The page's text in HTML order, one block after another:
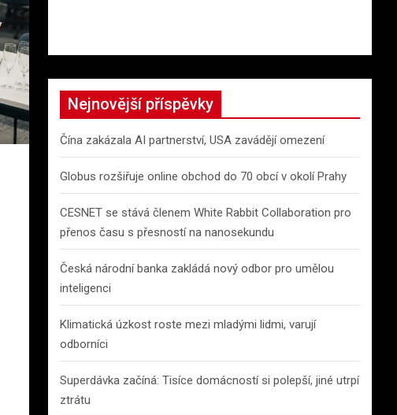
Nejnovější příspěvky
Čína zakázala AI partnerství, USA zavádějí omezení
Globus rozšiřuje online obchod do 70 obcí v okolí Prahy
CESNET se stává členem White Rabbit Collaboration pro
přenos času s přesností na nanosekundu
Česká národní banka zakládá nový odbor pro umělou
inteligenci
Klimatická úzkost roste mezi mladými lidmi, varují
odborníci
Superdávka začíná: Tisíce domácností si polepší, jiné utrpí
ztrátu